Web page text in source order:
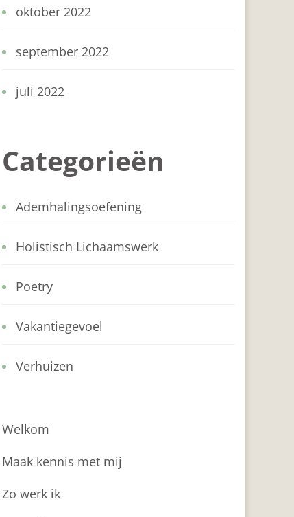
oktober 2022
september 2022
juli 2022
Categorieën
Ademhalingsoefening
Holistisch Lichaamswerk
Poetry
Vakantiegevoel
Verhuizen
Welkom
Maak kennis met mij
Zo werk ik